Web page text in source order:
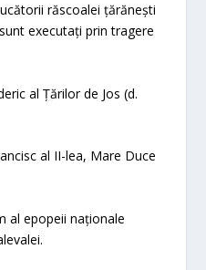
răscoalei țărănești
executați prin tragere
al Țărilor de Jos (d.
al II-lea, Mare Duce
al epopeii naționale